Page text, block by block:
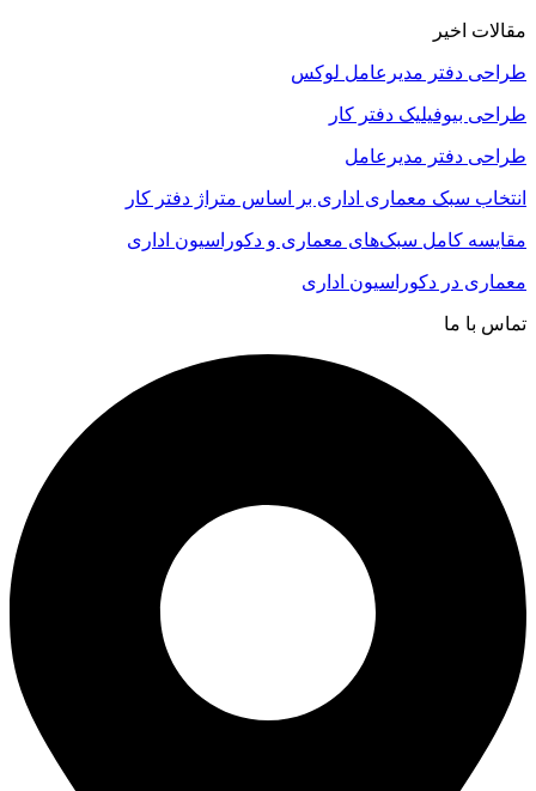
مقالات اخیر
طراحی دفتر مدیرعامل لوکس
طراحی بیوفیلیک دفتر کار
طراحی دفتر مدیرعامل
انتخاب سبک معماری اداری بر اساس متراژ دفتر کار
مقایسه کامل سبک‌های معماری و دکوراسیون اداری
معماری در دکوراسیون اداری
تماس با ما